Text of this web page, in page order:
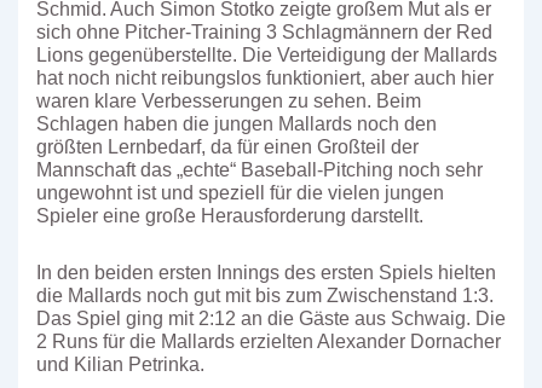
Schmid. Auch Simon Stotko zeigte großem Mut als er
sich ohne Pitcher-Training 3 Schlagmännern der Red
Lions gegenüberstellte. Die Verteidigung der Mallards
hat noch nicht reibungslos funktioniert, aber auch hier
waren klare Verbesserungen zu sehen. Beim
Schlagen haben die jungen Mallards noch den
größten Lernbedarf, da für einen Großteil der
Mannschaft das „echte“ Baseball-Pitching noch sehr
ungewohnt ist und speziell für die vielen jungen
Spieler eine große Herausforderung darstellt.
In den beiden ersten Innings des ersten Spiels hielten
die Mallards noch gut mit bis zum Zwischenstand 1:3.
Das Spiel ging mit 2:12 an die Gäste aus Schwaig. Die
2 Runs für die Mallards erzielten Alexander Dornacher
und Kilian Petrinka.